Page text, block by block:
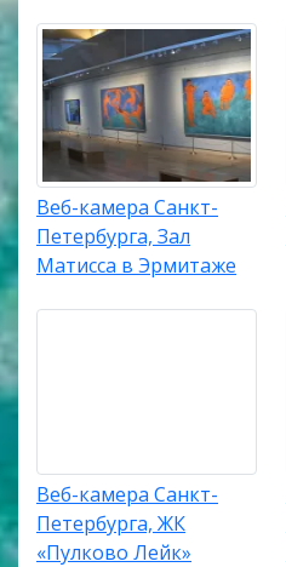
Веб-камера Санкт-
Петербурга, Зал
Матисса в Эрмитаже
Веб-камера Санкт-
Петербурга, ЖК
«Пулково Лейк»